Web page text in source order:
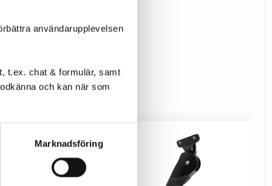
användarupplevelsen
t.ex. chat & formulär, samt
och kan när som
Marknadsföring